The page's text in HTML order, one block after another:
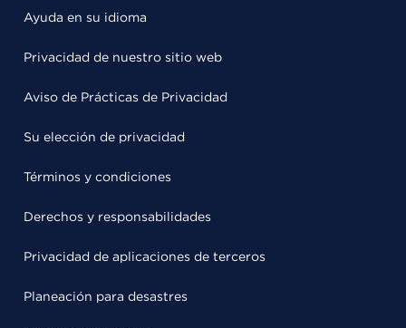
Ayuda en su idioma
Privacidad de nuestro sitio web
Aviso de Prácticas de Privacidad
Su elección de privacidad
Términos y condiciones
Derechos y responsabilidades
Privacidad de aplicaciones de terceros
Planeación para desastres